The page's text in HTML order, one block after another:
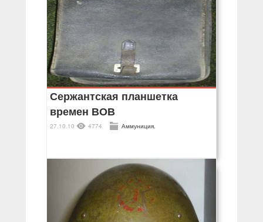
Сержантская планшетка
времен ВОВ
27.10.10 4774 Аммуниция.